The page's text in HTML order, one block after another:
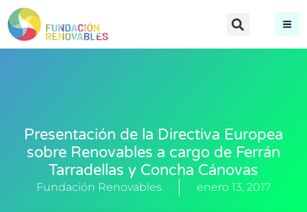
Presentación de la Directiva Europea
sobre Renovables a cargo de Ferrán
Tarradellas y Concha Cánovas
Fundación Renovables enero 13, 2017